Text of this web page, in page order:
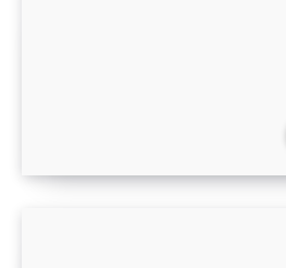
Как лечить диатез у детей